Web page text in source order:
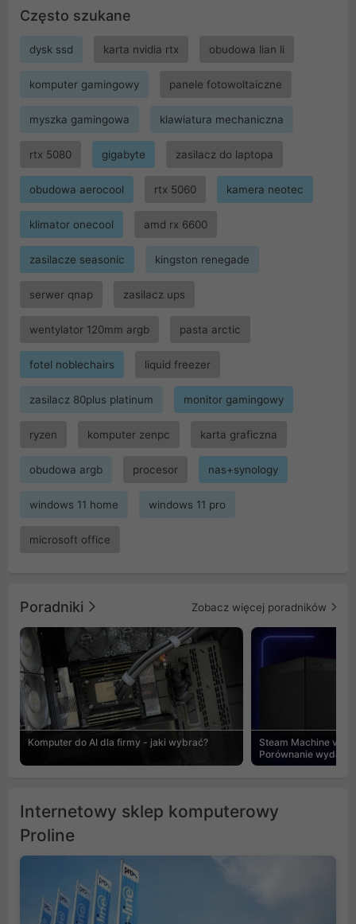
Często szukane
dysk ssd karta nvidia rtx obudowa lian li
komputer gamingowy panele fotowoltaiczne
myszka gamingowa klawiatura mechaniczna
rtx 5080 gigabyte zasilacz do laptopa
obudowa aerocool rtx 5060 kamera neotec
klimator onecool amd rx 6600
zasilacze seasonic kingston renegade
serwer qnap zasilacz ups
wentylator 120mm argb pasta arctic
fotel noblechairs liquid freezer
zasilacz 80plus platinum monitor gamingowy
ryzen komputer zenpc karta graficzna
obudowa argb procesor nas+synology
windows 11 home windows 11 pro
microsoft office
Poradniki Zobacz więcej poradników
Komputer do AI dla firmy - jaki wybrać?
Steam Machine vs
Porównanie
Internetowy sklep komputerowy
Proline